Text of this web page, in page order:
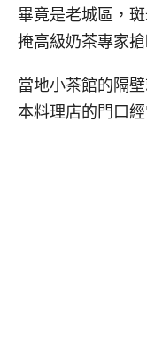
畢竟是老城區，
掩高級奶茶專家搶
當地小茶館的隔
本料理店的門口